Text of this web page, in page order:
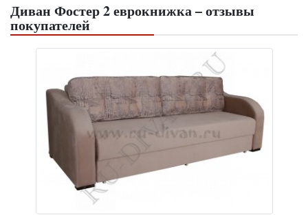
Диван Фостер 2 еврокнижка – отзывы
покупателей